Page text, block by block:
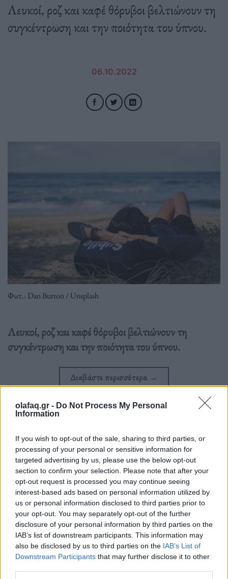
olafaq.gr - Do Not Process My Personal
Information
If you wish to opt-out of the sale, sharing to third parties, or
processing of your personal or sensitive information for
targeted advertising by us, please use the below opt-out
section to confirm your selection. Please note that after your
opt-out request is processed you may continue seeing
interest-based ads based on personal information utilized by
us or personal information disclosed to third parties prior to
your opt-out. You may separately opt-out of the further
disclosure of your personal information by third parties on the
IAB’s list of downstream participants. This information may
also be disclosed by us to third parties on the IAB’s List of
Downstream Participants that may further disclose it to other
Λευκοί, ροζ και καφέ θόρυβοι βελτιώνουν τη
συγκέντρωση και την ποιότητα του ύπνου.
06.10.2022
Φωτ.: Dan Burton / Unsplash
Λευκοί, ροζ και καφέ θόρυβοι βελτιώνουν τη
συγκέντρωση και την ποιότητα του ύπνου.
Διαβάστε περισσότερα →
ροζ θόρυβος
Δείτε επίσης